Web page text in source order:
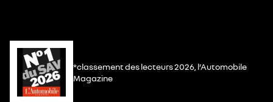
*classement des lecteurs 2026, l’Automobile
Magazine